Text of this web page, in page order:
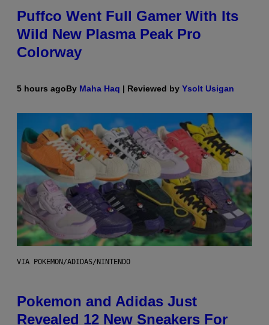
Puffco Went Full Gamer With Its
Wild New Plasma Peak Pro
Colorway
5 hours agoBy Maha Haq | Reviewed by Ysolt Usigan
VIA POKEMON/ADIDAS/NINTENDO
Pokemon and Adidas Just
Revealed 12 New Sneakers For